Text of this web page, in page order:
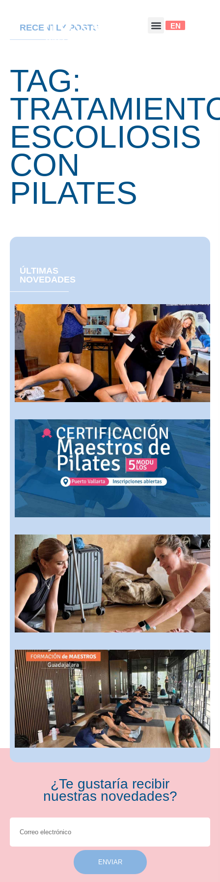
EN
RECENTLY POSTS
TAG:
ESCOLIOSIS
CON
PILATES
ÚLTIMAS
NOVEDADES
¿Te gustaría recibir
nuestras novedades?
ENVIAR